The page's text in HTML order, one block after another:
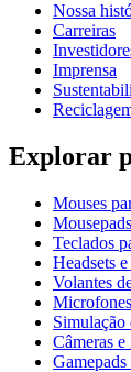
Nossa
Carreiras
Imprensa
Explorar
Mouses
Teclados
Headsets
Volantes
Microfones
Simulação
Câmeras